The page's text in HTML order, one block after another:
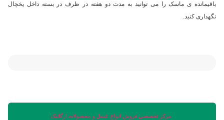
باقیمانده ی ماسک را می توانید به مدت دو هفته در ظرف در بسته داخل یخچال
نگهداری کنید.
مرکز تخصصی فروش انواع عسل و محصولات ارگانیک